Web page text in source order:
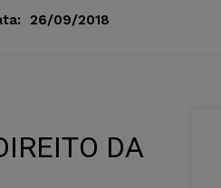
26/09/2018
DA